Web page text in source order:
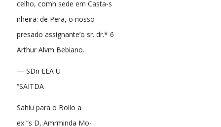
celho, comh sede em Casta-s
nheira: de Pera, o nosso
presado assignante’o sr. dr.* 6
Arthur Alvm Bebiano.
— SDn EEA U
“SAITDA
Sahiu para o Bollo a
ex “s D, Amrminda Mo-